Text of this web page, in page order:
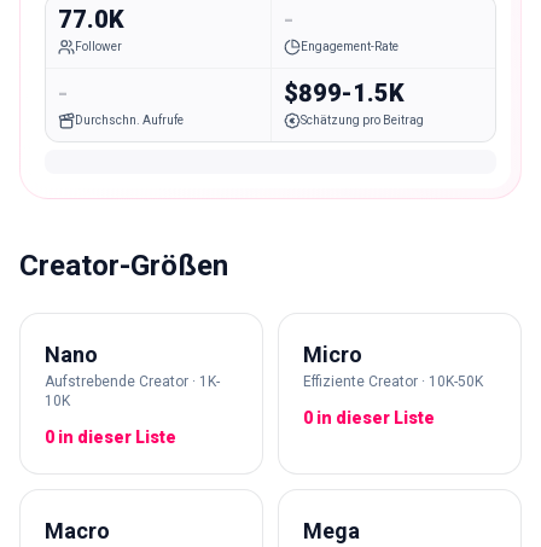
77.0K
Follower
-
Engagement-Rate
-
Durchschn. Aufrufe
$899-1.5K
Schätzung pro Beitrag
Creator-Größen
Nano
Aufstrebende Creator · 1K-
10K
0 in dieser Liste
Micro
Effiziente Creator · 10K-50K
0 in dieser Liste
Macro Mega